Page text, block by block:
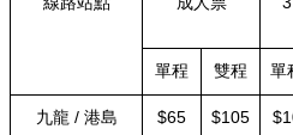
單程 雙程 單
九龍 / 港島 $65 $105